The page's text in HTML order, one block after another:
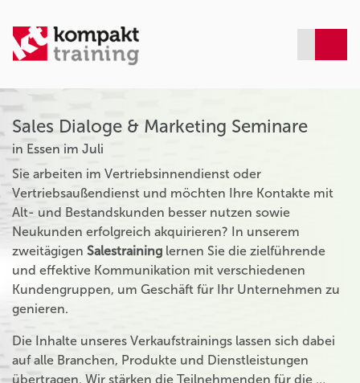
Sales Dialoge & Marketing Seminare
in Essen im Juli
Sie arbeiten im Vertriebsinnendienst oder
Vertriebsaußendienst und möchten Ihre Kontakte mit
Alt- und Bestandskunden besser nutzen sowie
Neukunden erfolgreich akquirieren? In unserem
zweitägigen Salestraining lernen Sie die zielführende
und effektive Kommunikation mit verschiedenen
Kundengruppen, um Geschäft für Ihr Unternehmen zu
genieren.
Die Inhalte unseres Verkaufstrainings lassen sich dabei
auf alle Branchen, Produkte und Dienstleistungen
übertragen. Wir stärken die Teilnehmenden für die …